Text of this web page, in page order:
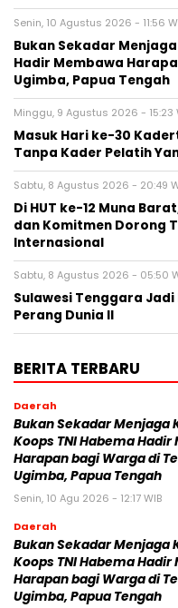
Senin, 10 Agustus 2026 - 11:56
Bukan Sekadar
Hadir Membawa
Ugimba, Papua Tengah
Minggu, 9 Agustus 2026 - 15:23
Masuk Hari ke-30
Tanpa Kader Pelatih
Sabtu, 8 Agustus 2026 - 20:49
Di HUT ke-12 Muna
dan Komitmen Dorong
Internasional
Sabtu, 8 Agustus 2026 - 05:50
Sulawesi Tenggara
Perang Dunia II
BERITA TERBARU
Daerah
Bukan Sekadar Menjaga
Koops TNI Habema
Harapan bagi Warga di
Ugimba, Papua Tengah
Senin, 10 Agu 2026 - 12:17 WIB
Daerah
Bukan Sekadar Menjaga
Koops TNI Habema
Harapan bagi Warga di
Ugimba, Papua Tengah